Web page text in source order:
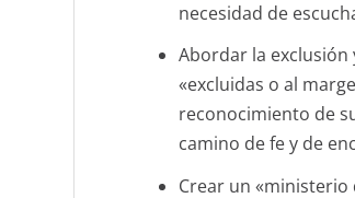
necesidad de
Abordar la exclusión
«excluidas o al
reconocimiento de
camino de fe y de
Crear un